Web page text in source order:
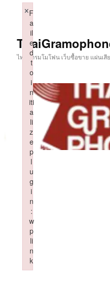
ไทยแกรมโมโฟน เว็บซื้อขาย แผ่นเสี
F
a
il
e
d
t
o
i
n
iti
a
li
z
e
p
l
u
g
i
n
:
w
p
li
n
k
×
Failed to initialize plugin: